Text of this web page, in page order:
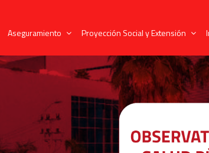
Aseguramiento Proyección Social y Extensión